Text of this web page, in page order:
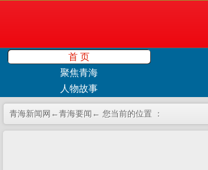
首 页
聚焦青海
人物故事
青海新闻网← ← 您当前的位置 ：
青海要闻